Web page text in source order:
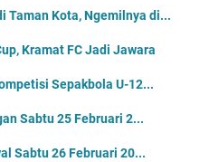
Taman Kota, Ngemilnya di...
Kramat FC Jadi Jawara
Sepakbola U-12...
Sabtu 25 Februari 2...
Sabtu 26 Februari 20...